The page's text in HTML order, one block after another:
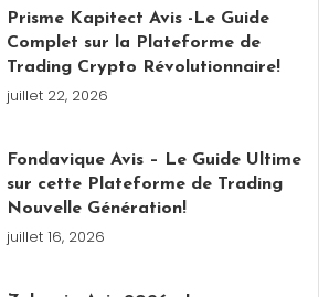
Prisme Kapitect Avis -Le Guide
Complet sur la Plateforme de
Trading Crypto Révolutionnaire!
juillet 22, 2026
Fondavique Avis – Le Guide Ultime
sur cette Plateforme de Trading
Nouvelle Génération!
juillet 16, 2026